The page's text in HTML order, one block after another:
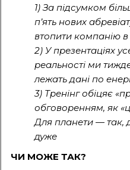
1) За підсумком
п’ять нових
втопити компанію
2) У презентаціях
реальності ми
лежать дані по
3) Тренінг обіцяє
обговоренням, як
Для планети — так,
дуже
ЧИ МОЖЕ ТАК?